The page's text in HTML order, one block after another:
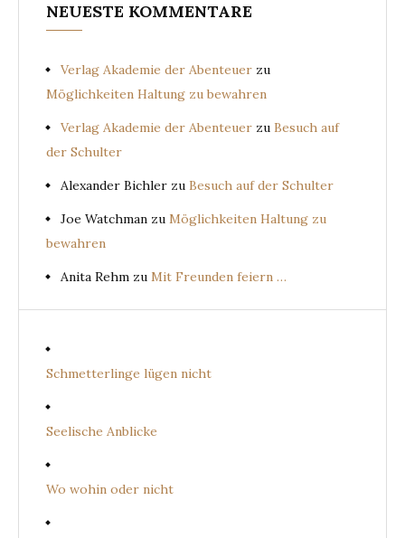
NEUESTE KOMMENTARE
Verlag Akademie der Abenteuer zu
Möglichkeiten Haltung zu bewahren
Verlag Akademie der Abenteuer zu Besuch auf
der Schulter
Alexander Bichler zu Besuch auf der Schulter
Joe Watchman zu Möglichkeiten Haltung zu
bewahren
Anita Rehm zu Mit Freunden feiern …
Schmetterlinge lügen nicht
Seelische Anblicke
Wo wohin oder nicht